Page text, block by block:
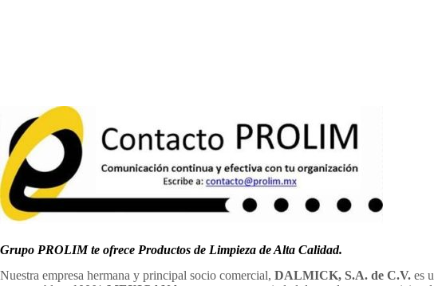
Grupo PROLIM te ofrece Productos de Limpieza de Alta Calidad.
Nuestra empresa hermana y principal socio comercial, DALMICK, S.A. de C.V. es